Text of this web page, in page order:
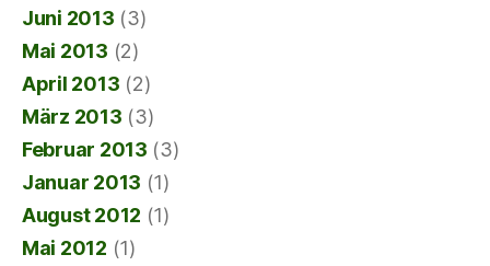
Juni 2013 (3)
Mai 2013 (2)
April 2013 (2)
März 2013 (3)
Februar 2013 (3)
Januar 2013 (1)
August 2012 (1)
Mai 2012 (1)